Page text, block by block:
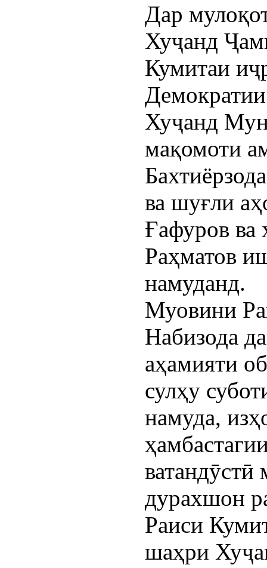
Дар
Хуҷанд
Кумитаи
Хуҷанд
мақомоти
ва шуғли
Ғафуров
Раҳматов
намуданд.
Муовини
Набизода
аҳамияти
сулҳу
намуда,
дурахшон
Раиси
шаҳри